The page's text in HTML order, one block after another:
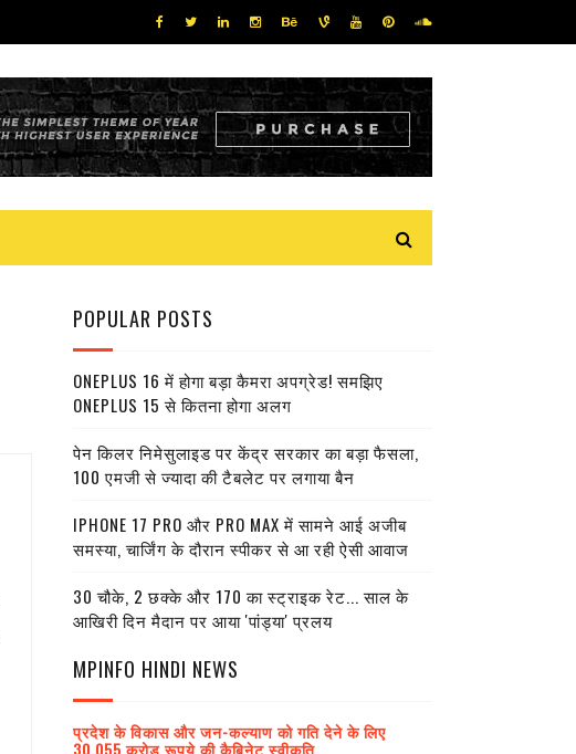
POPULAR POSTS
ONEPLUS 16 में होगा बड़ा कैमरा अपग्रेड! समझिए
ONEPLUS 15 से कितना होगा अलग
पेन किलर निमेसुलाइड पर केंद्र सरकार का बड़ा फैसला,
100 एमजी से ज्यादा की टैबलेट पर लगाया बैन
IPHONE 17 PRO और PRO MAX में सामने आई अजीब
समस्या, चार्जिंग के दौरान स्पीकर से आ रही ऐसी आवाज
30 चौके, 2 छक्के और 170 का स्ट्राइक रेट... साल के
आखिरी दिन मैदान पर आया 'पांड्या' प्रलय
MPINFO HINDI NEWS
प्रदेश के विकास और जन-कल्याण को गति देने के लिए
30,055 करोड़ रूपये की कैबिनेट स्वीकृति